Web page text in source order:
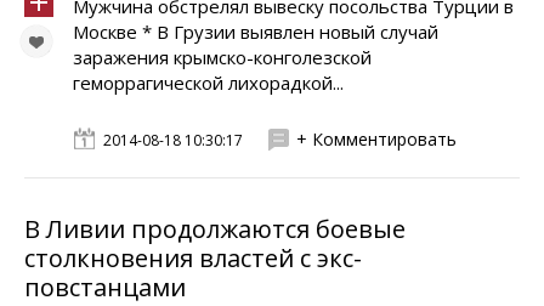
Мужчина обстрелял вывеску посольства Турции в
Москве * В Грузии выявлен новый случай
заражения крымско-конголезской
геморрагической лихорадкой...
2014-08-18 10:30:17 + Комментировать
В Ливии продолжаются боевые
столкновения властей с экс-
повстанцами